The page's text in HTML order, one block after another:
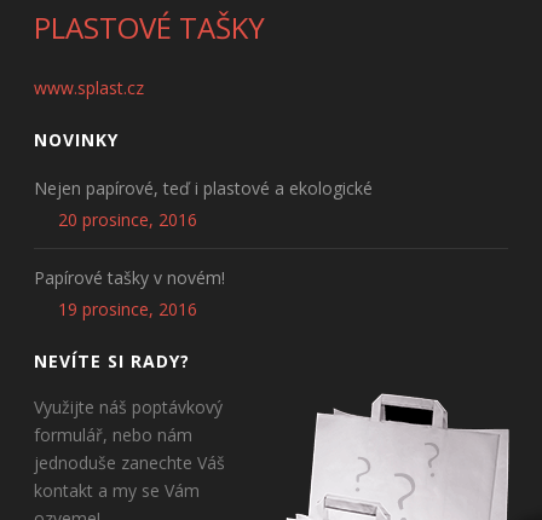
PLASTOVÉ TAŠKY
www.splast.cz
NOVINKY
Nejen papírové, teď i plastové a ekologické
20 prosince, 2016
Papírové tašky v novém!
19 prosince, 2016
NEVÍTE SI RADY?
Využijte náš poptávkový
formulář, nebo nám
jednoduše zanechte Váš
kontakt a my se Vám